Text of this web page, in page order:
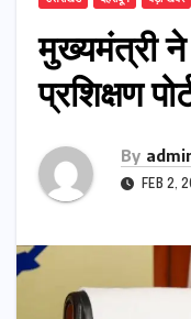
मुख्यमंत्री
प्रशिक्षण
By
FEB 2,